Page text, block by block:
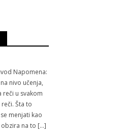
Napomena:
nivo učenja,
reči u svakom
Šta to
menjati kao
obzira na to […]